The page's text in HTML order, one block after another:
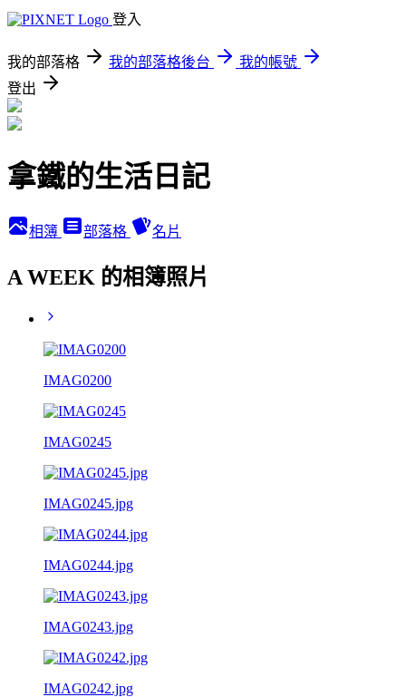
登入
我的部落格 我的部落格後台
我的帳號
登出
拿鐵的生活日記
相簿 部落格 名片
A WEEK 的相簿照片
IMAG0200
IMAG0245
IMAG0245.jpg
IMAG0244.jpg
IMAG0243.jpg
IMAG0242.jpg